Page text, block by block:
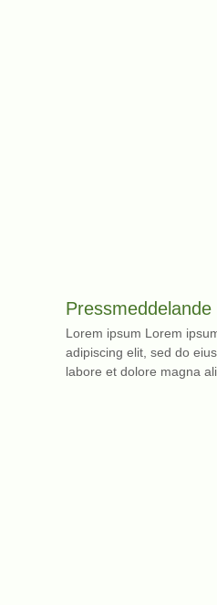
Pressmeddelande
Lorem ipsum Lorem
adipiscing elit, sed do
labore et dolore magna